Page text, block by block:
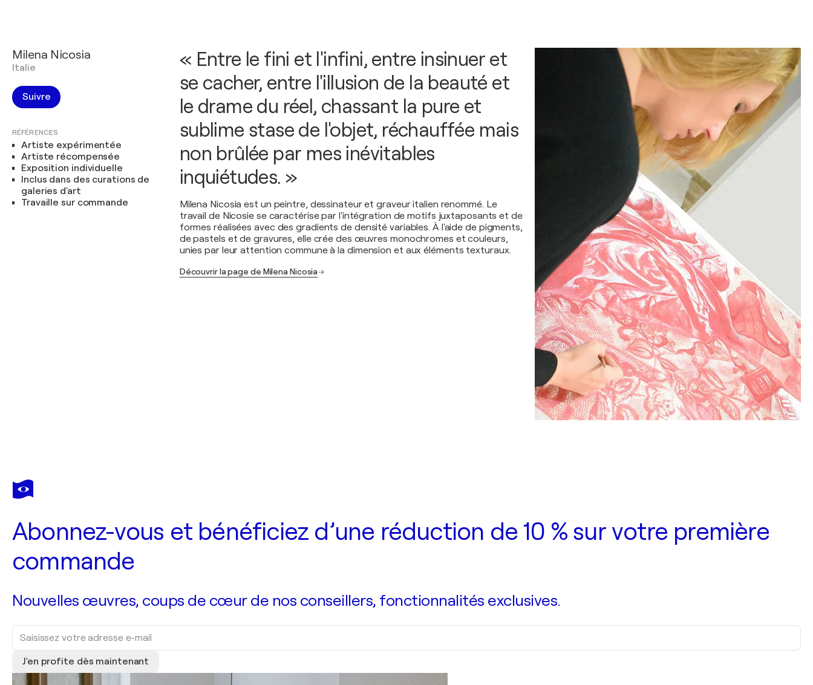
Milena Nicosia
Italie
Suivre
RÉFÉRENCES
Artiste expérimentée
Artiste récompensée
Exposition individuelle
Inclus dans des curations de
galeries d'art
Travaille sur commande
« Entre le fini et l'infini, entre insinuer et
se cacher, entre l'illusion de la beauté et
le drame du réel, chassant la pure et
sublime stase de l'objet, réchauffée mais
non brûlée par mes inévitables
inquiétudes. »
Milena Nicosia est un peintre, dessinateur et graveur italien renommé. Le
travail de Nicosie se caractérise par l'intégration de motifs juxtaposants et de
formes réalisées avec des gradients de densité variables. À l'aide de pigments,
de pastels et de gravures, elle crée des œuvres monochromes et couleurs,
unies par leur attention commune à la dimension et aux éléments texturaux.
Découvrir la page de Milena Nicosia
Abonnez-vous et bénéficiez d’une réduction de 10 % sur votre première
commande
Nouvelles œuvres, coups de cœur de nos conseillers, fonctionnalités exclusives.
J'en profite dès maintenant